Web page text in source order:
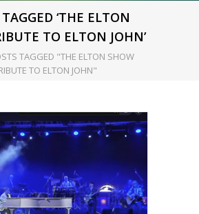
TAGGED ‘THE ELTON
TO ELTON JOHN’
TAGGED "THE ELTON SHOW
TO ELTON JOHN"